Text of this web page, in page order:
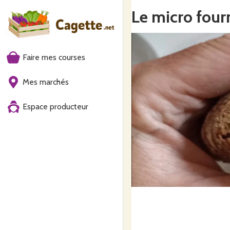
Faire mes courses
Mes marchés
Espace producteur
Le micro